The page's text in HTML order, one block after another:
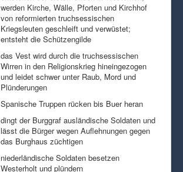
werden Kirche, Wälle, Pforten und Kirchhof
von reformierten truchsessischen
Kriegsleuten geschleift und verwüstet;
entsteht die Schützengilde
das Vest wird durch die truchsessischen
Wirren in den Religionskrieg hineingezogen
und leidet schwer unter Raub, Mord und
Plünderungen
Spanische Truppen rücken bis Buer heran
dingt der Burggraf ausländische Soldaten und
lässt die Bürger wegen Auflehnungen gegen
das Burghaus züchtigen
niederländische Soldaten besetzen
Westerholt und plündern